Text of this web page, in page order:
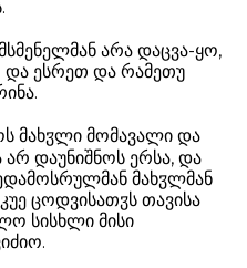
არა დაცვა-ყო,
და ესრეთ და რამეთუ
მახჳლი მომავალი და
არ დაუნიშნოს ერსა, და
მახჳლმან
ცოდვისათჳს თავისა
სისხლი მისი